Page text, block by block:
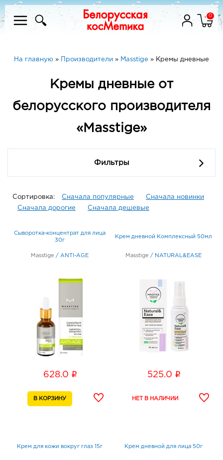
0
На главную » Производители » Masstige » Кремы дневные
Кремы дневные от
белорусского производителя
«Masstige»
Фильтры
Сортировка: Сначала популярные
Сначала новинки
Сначала дорогие
Сначала дешевые
Сыворотка-концентрат для лица
30г
Masstige / ANTI-AGE
628.0 i
Крем дневной Комплексный 50мл
Masstige / NATURAL&EASE
525.0 i
Крем для кожи вокруг глаз 15г Крем дневной для лица 50г